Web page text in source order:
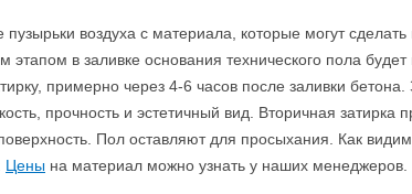
воздуха с материала, которые могут
в заливке основания технического пола
примерно через 4-6 часов после заливки
прочность и эстетичный вид. Вторичная
Пол оставляют для просыхания. Как
Цены на материал можно узнать у наших менеджеров.